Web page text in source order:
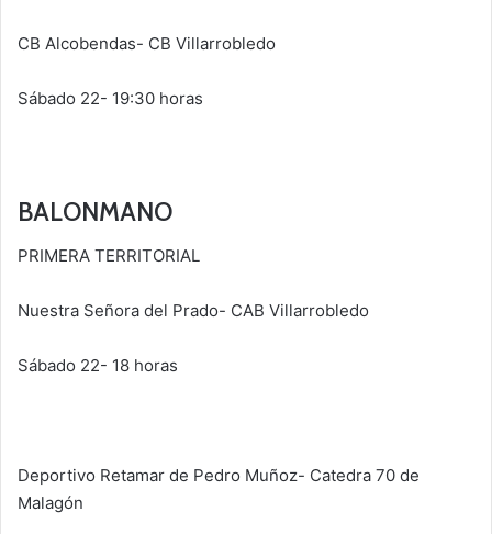
CB Alcobendas- CB Villarrobledo
Sábado 22- 19:30 horas
BALONMANO
PRIMERA TERRITORIAL
Nuestra Señora del Prado- CAB Villarrobledo
Sábado 22- 18 horas
Deportivo Retamar de Pedro Muñoz- Catedra 70 de
Malagón